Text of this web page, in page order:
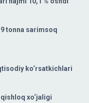
tonna sarimsoq
ko‘rsatkichlari
xo‘jaligi